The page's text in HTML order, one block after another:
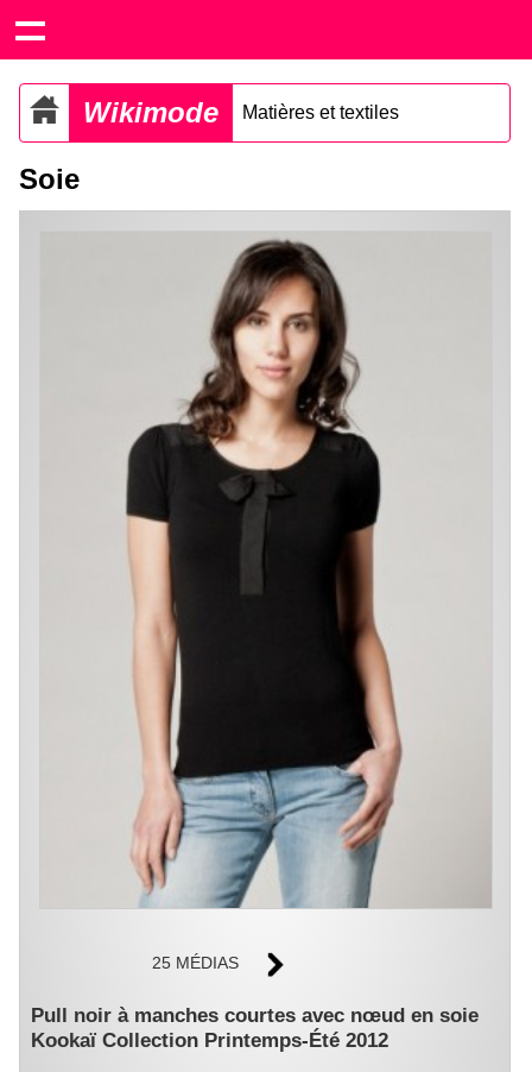
Wikimode Matières et textiles
Soie
25 MÉDIAS
Pull noir à manches courtes avec nœud en soie
Kookaï Collection Printemps-Été 2012